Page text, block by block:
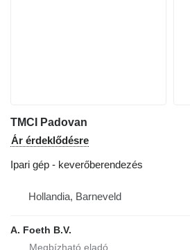
TMCI Padovan
Ár érdeklődésre
Ipari gép - keverőberendezés
Hollandia, Barneveld
A. Foeth B.V.